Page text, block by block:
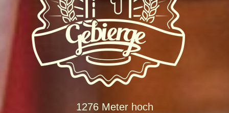
1276 Meter hoch